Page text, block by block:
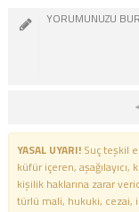
YASAL UYARI!Suç teşkil
küfür içeren,
kişilik haklarına zarar
türlü mali, hukuki, cezai,